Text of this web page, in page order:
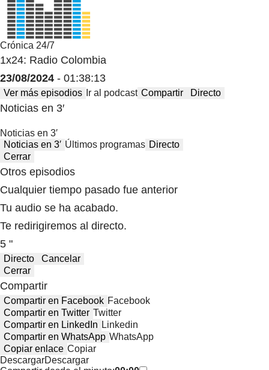
Crónica 24/7
1x24: Radio Colombia
23/08/2024 - 01:38:13
Ver más episodios Ir al podcast Compartir Directo
Noticias en 3′
Noticias en 3′
Noticias en 3′ Últimos programas Directo
Cerrar
Otros episodios
Cualquier tiempo pasado fue anterior
Tu audio se ha acabado.
Te redirigiremos al directo.
5 "
Directo
Cancelar
Cerrar
Compartir
Compartir en Facebook Facebook
Compartir en Twitter Twitter
Compartir en LinkedIn Linkedin
Compartir en WhatsApp WhatsApp
Copiar enlace Copiar
DescargarDescargar